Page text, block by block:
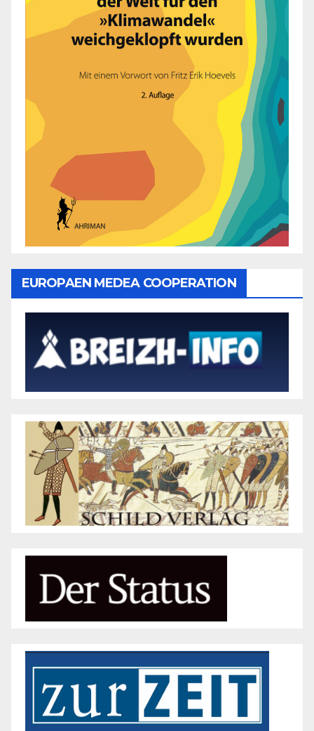
EUROPAEN MEDEA COOPERATION